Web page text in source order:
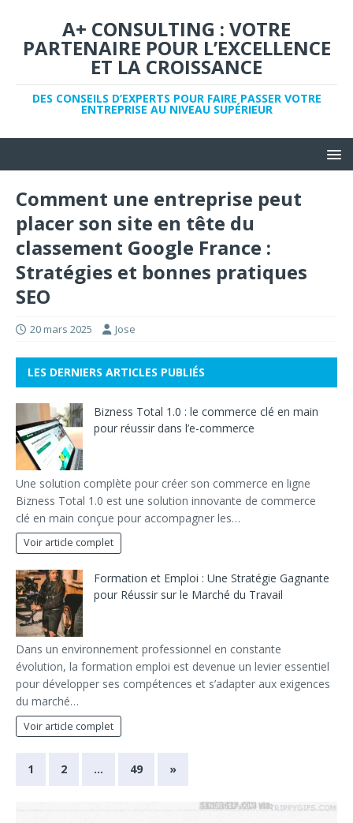
A+ CONSULTING : VOTRE
PARTENAIRE POUR L’EXCELLENCE
ET LA CROISSANCE
DES CONSEILS D’EXPERTS POUR FAIRE PASSER VOTRE
ENTREPRISE AU NIVEAU SUPÉRIEUR
Comment une entreprise peut
placer son site en tête du
classement Google France :
Stratégies et bonnes pratiques
SEO
20 mars 2025 Jose
LES DERNIERS ARTICLES PUBLIÉS
Bizness Total 1.0 : le commerce clé en main
pour réussir dans l’e-commerce
Une solution complète pour créer son commerce en ligne
Bizness Total 1.0 est une solution innovante de commerce
clé en main conçue pour accompagner les…
Voir article complet
Formation et Emploi : Une Stratégie Gagnante
pour Réussir sur le Marché du Travail
Dans un environnement professionnel en constante
évolution, la formation emploi est devenue un levier essentiel
pour développer ses compétences et s’adapter aux exigences
du marché…
Voir article complet
1 2 … 49 »